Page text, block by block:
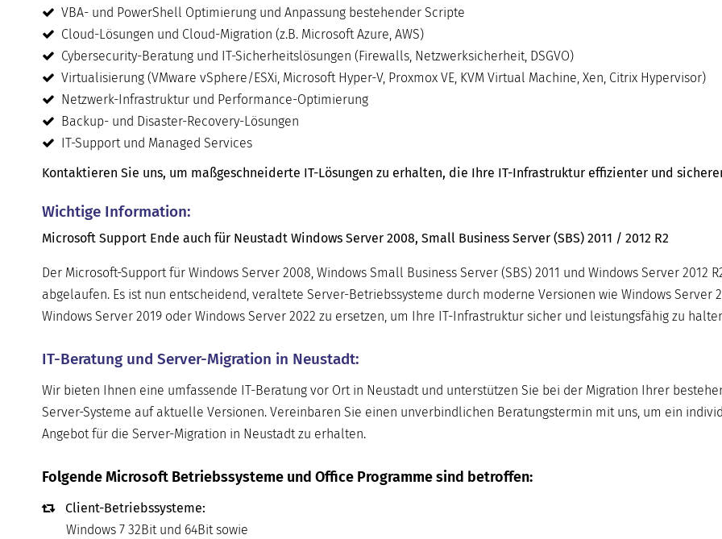
VBA- und PowerShell Optimierung und Anpassung bestehender Scripte
Cloud-Lösungen und Cloud-Migration (z.B. Microsoft Azure, AWS)
Cybersecurity-Beratung und IT-Sicherheitslösungen (Firewalls, Netzwerksicherheit, DSGVO)
Virtualisierung (VMware vSphere/ESXi, Microsoft Hyper-V, Proxmox VE, KVM Virtual Machine, Xen, Citrix Hypervisor)
Netzwerk-Infrastruktur und Performance-Optimierung
Backup- und Disaster-Recovery-Lösungen
IT-Support und Managed Services
Kontaktieren Sie uns, um maßgeschneiderte IT-Lösungen zu erhalten, die Ihre IT-Infrastruktur effizienter und
Wichtige Information:
Microsoft Support Ende auch für Neustadt Windows Server 2008, Small Business Server (SBS) 2011 / 2012 R2
Der Microsoft-Support für Windows Server 2008, Windows Small Business Server (SBS) 2011 und Windows Server 2012
abgelaufen. Es ist nun entscheidend, veraltete Server-Betriebssysteme durch moderne Versionen wie Windows Server
Windows Server 2019 oder Windows Server 2022 zu ersetzen, um Ihre IT-Infrastruktur sicher und leistungsfähig zu
IT-Beratung und Server-Migration in Neustadt:
Wir bieten Ihnen eine umfassende IT-Beratung vor Ort in Neustadt und unterstützen Sie bei der Migration Ihrer
Server-Systeme auf aktuelle Versionen. Vereinbaren Sie einen unverbindlichen Beratungstermin mit uns, um ein
Angebot für die Server-Migration in Neustadt zu erhalten.
Folgende Microsoft Betriebssysteme und Office Programme sind betroffen:
Client-Betriebssysteme:
Windows 7 32Bit und 64Bit sowie